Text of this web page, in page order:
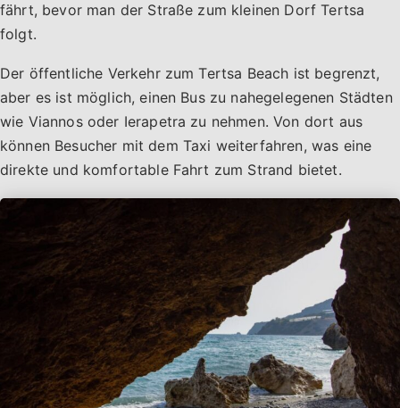
fährt, bevor man der Straße zum kleinen Dorf Tertsa
folgt.
Der öffentliche Verkehr zum Tertsa Beach ist begrenzt,
aber es ist möglich, einen Bus zu nahegelegenen Städten
wie Viannos oder Ierapetra zu nehmen. Von dort aus
können Besucher mit dem Taxi weiterfahren, was eine
direkte und komfortable Fahrt zum Strand bietet.